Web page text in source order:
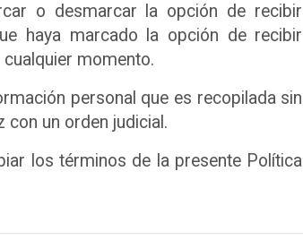
o desmarcar la opción de recibir
haya marcado la opción de recibir
momento.
personal que es recopilada sin
con un orden judicial.
los términos de la presente Política